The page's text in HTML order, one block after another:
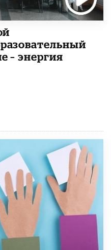
– энергия